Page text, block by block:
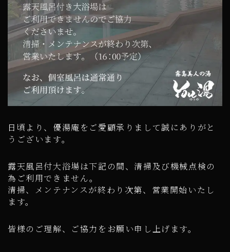
日頃より、優湯庵をご愛顧承りまして誠にありがと
うございます。
露天風呂付大浴場は下記の間、清掃及び機械点検の
為ご利用できません。
清掃、メンテナンスが終わり次第、営業開始いたし
ます。
皆様のご理解、ご協力をお願い申し上げます。